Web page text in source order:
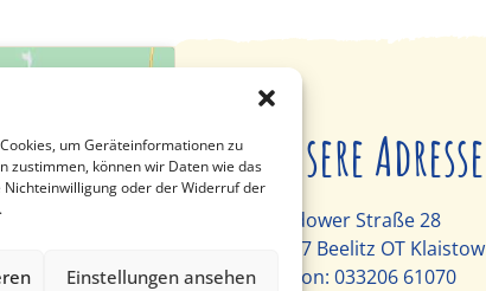
um Geräteinformationen zu
zustimmen, können wir Daten wie das
oder der Widerruf der
Einstellungen ansehen
Unsere Adresse
Glindower Straße 28
14547 Beelitz OT Klaistow
Telefon: 033206 61070